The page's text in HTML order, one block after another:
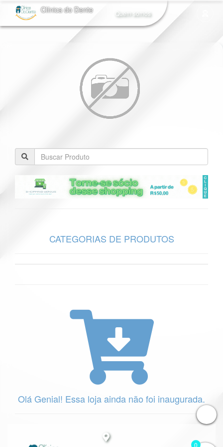
Clínica do Dente Quem somos
CATEGORIAS DE PRODUTOS
Olá Genial! Essa loja ainda não foi inaugurada.
0